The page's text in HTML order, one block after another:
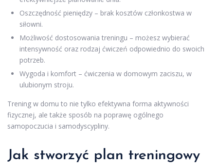
Oszczędność pieniędzy – brak kosztów członkostwa w
siłowni.
Możliwość dostosowania treningu – możesz wybierać
intensywność oraz rodzaj ćwiczeń odpowiednio do swoich
potrzeb.
Wygoda i komfort – ćwiczenia w domowym zaciszu, w
ulubionym stroju.
Trening w domu to nie tylko efektywna forma aktywności
fizycznej, ale także sposób na poprawę ogólnego
samopoczucia i samodyscypliny.
Jak stworzyć plan treningowy